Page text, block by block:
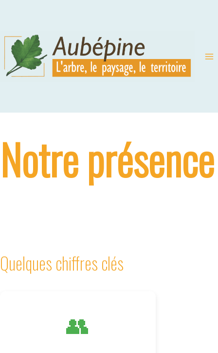
Notre présence
Quelques chiffres clés
👥